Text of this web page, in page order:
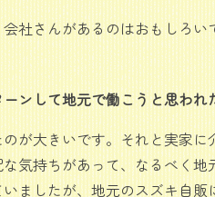
社さんがあるのはおもしろい
ンして地元で働こうと思わ
が大きいです。それと実家
気持ちがあって、なるべく
ましたが、地元のスズキ自